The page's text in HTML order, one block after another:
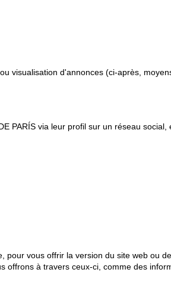
visualisation d'annonces (ci-après,
PARÍS via leur profil sur un réseau
vous offrir la version du site web ou
à travers ceux-ci, comme des